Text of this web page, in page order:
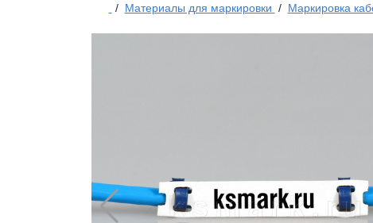
/ Материалы для маркировки / Маркировка